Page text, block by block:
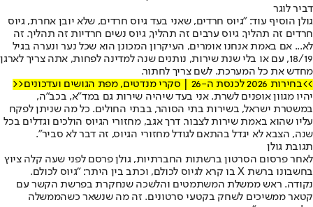
דביר לוגר
גולן הוסיף עוד: "גיוס חרדים, שאני בעד גיוס חרדים, שלא יובן אחרת, גיוס
חרדים זה תהליך. גיוס ערבים זה תהליך, גיוס נשים חרדיות זה תהליך. זה
לא... אם באמת אנחנו אומרים, העיקרון המכונן הוא שכל נער ונערה בגיל
18/19, עם או בלי שנת שירות, נותנים שנה למדינה לפחות, אתה צריך לארגן
מחדש את כל המערכת. לשם צריך לחתור.
>>בחירות 2026 לכנסת ה-26 | סקרי מנדטים, מפת הגושים ועדכונים<<
יהיו מגוון אופנים לשרת. אני בעד שיהיה שירות גם במד"א, בכב"ה,
במשטרת ישראל, בשירות בתי הסוהר, בבתי החולים. כל מה שניתן לפקח
עליו שהוא באמת שירות לצבור. דרך אגב, מחזורי הגיוס הולכים וגדלים בכל
שנה, הצבא לא יגדל בהתאם לגודל מחזורי הגיוס, זה דבר לא סביר".
תגובת גולן
לאחר פרסום הסרטון ברשתות החברתיות, גולן פרסם לפני שעה קלה ציוץ
בחשבונו ברשת X בו קרא לגיוס לכולם, וכתב בין היתר: "גיוס לכולם.
נקודה. ראש ממשלת המשתמטים והלשכה שנחקרת בפרשת הקשר עם
קטאר ממשיכים לשחק בקטעי סרטונים. זה מה שנשאר כשהממשלה